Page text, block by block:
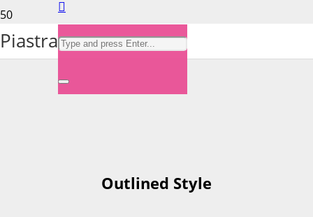
Piastra Without Style
Outlined Style